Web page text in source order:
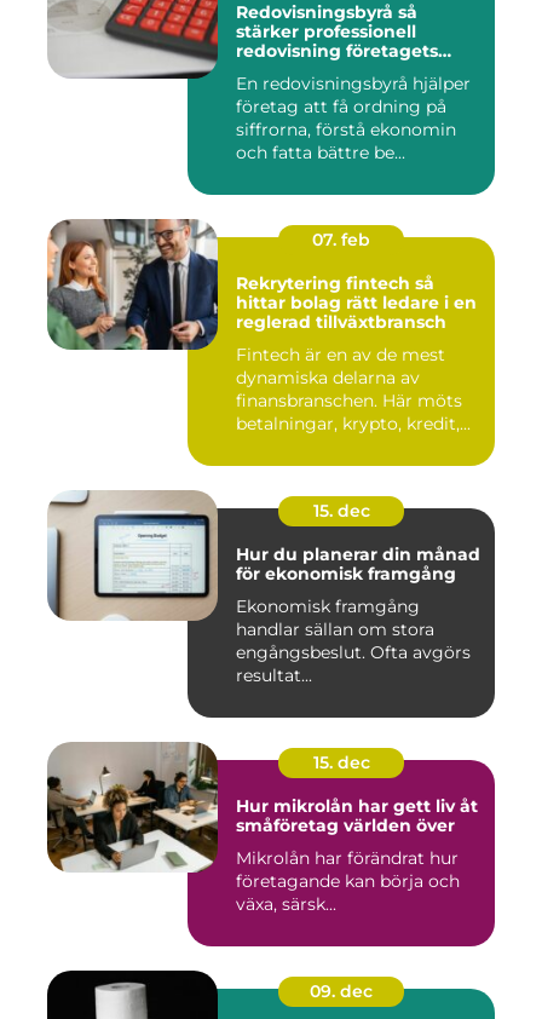
Redovisningsbyrå så
stärker professionell
redovisning företagets
En redovisningsbyrå hjälper
företag att få ordning på
siffrorna, förstå ekonomin
och fatta bättre be...
07. feb
Rekrytering fintech så
hittar bolag rätt ledare i en
reglerad tillväxtbransch
Fintech är en av de mest
dynamiska delarna av
finansbranschen. Här möts
betalningar, krypto, kredit,...
15. dec
Hur du planerar din månad
för ekonomisk framgång
Ekonomisk framgång
handlar sällan om stora
engångsbeslut. Ofta avgörs
resultat...
15. dec
Hur mikrolån har gett liv åt
småföretag världen över
Mikrolån har förändrat hur
företagande kan börja och
växa, särsk...
09. dec